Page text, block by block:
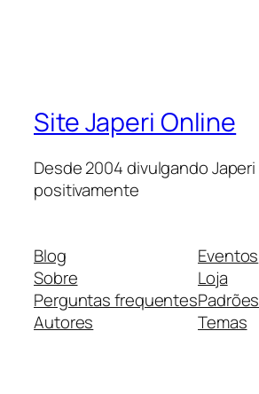
Site Japeri Online
Desde 2004 divulgando Japeri
positivamente
Blog
Sobre
Perguntas frequentes
Autores
Eventos
Loja
Padrões
Temas